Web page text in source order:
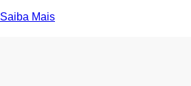
Saiba Mais